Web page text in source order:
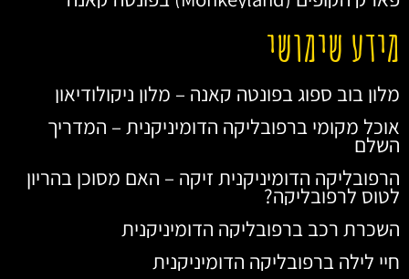
מידע שימושי
מלון בוב ספוג בפונטה קאנה – מלון ניקולודיאון
אוכל מקומי ברפובליקה הדומיניקנית – המדריך
השלם
הרפובליקה הדומיניקנית זיקה – האם מסוכן בהריון
לטוס לרפובליקה?
השכרת רכב ברפובליקה הדומיניקנית
חיי לילה ברפובליקה הדומיניקנית